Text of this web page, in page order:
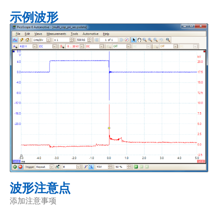
示例波形
波形注意点
添加注意事项